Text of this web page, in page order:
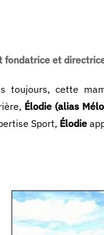
et
toujours, cette
Élodie (alias
Sport, Élodie